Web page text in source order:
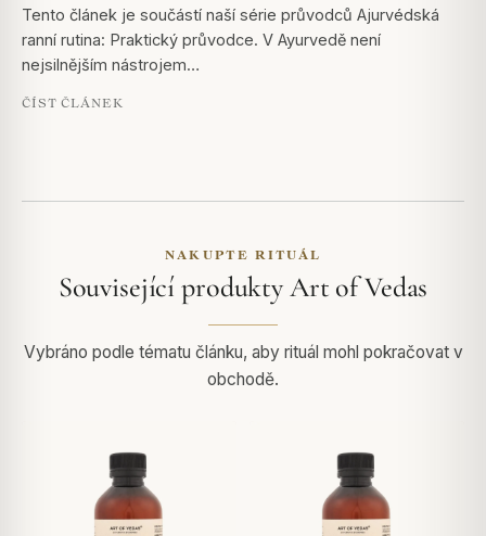
Tento článek je součástí naší série průvodců Ajurvédská
ranní rutina: Praktický průvodce. V Ayurvedě není
nejsilnějším nástrojem…
ČÍST ČLÁNEK
NAKUPTE RITUÁL
Související produkty Art of Vedas
Vybráno podle tématu článku, aby rituál mohl pokračovat v
obchodě.